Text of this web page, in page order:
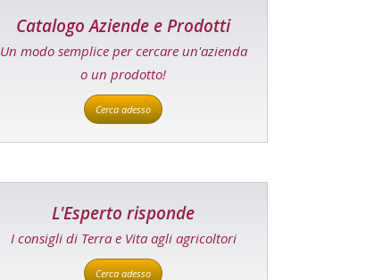
Catalogo Aziende e Prodotti
Un modo semplice per cercare un'azienda
o un prodotto!
Cerca adesso
L'Esperto risponde
I consigli di Terra e Vita agli agricoltori
Cerca adesso